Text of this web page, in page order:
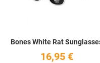
Bones White Rat
16,95 €